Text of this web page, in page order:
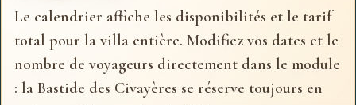
Le calendrier affiche les disponibilités et le tarif
total pour la villa entière. Modifiez vos dates et le
nombre de voyageurs directement dans le module
: la Bastide des Civayères se réserve toujours en